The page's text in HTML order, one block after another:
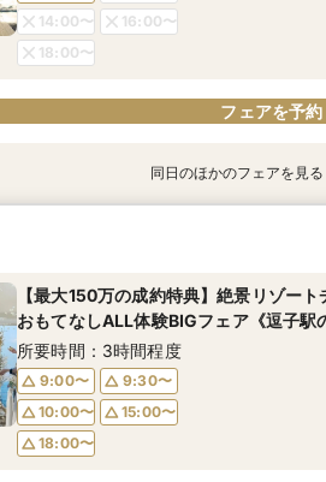
14:00〜
16:00〜
18:00〜
フェアを予約
＜式場探しを始めたばかりのふたりに
所要時間：1時間程度
11:00〜
【60分で効率よく見学】逗子駅の往
所要時間：1時間程度
10:00〜
12:00〜
14:00〜
16:00〜
18:00〜
【6名～貸切可◇少人数WD】碧の絶
ント》
所要時間：3時間程度
10:00〜
12:00〜
14:00〜
16:00〜
18:00〜
同日のほかのフェアを見る
【最大150万の成約特典】絶景リゾー
おもてなしALL体験BIGフェア《逗子駅
所要時間：3時間程度
9:00〜
9:30〜
10:00〜
15:00〜
18:00〜